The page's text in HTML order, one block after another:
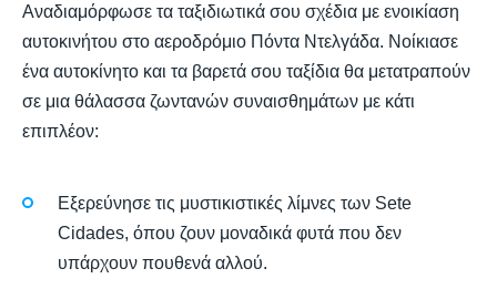
Αναδιαμόρφωσε τα ταξιδιωτικά σου σχέδια με ενοικίαση
αυτοκινήτου στο αεροδρόμιο Πόντα Ντελγάδα. Νοίκιασε
ένα αυτοκίνητο και τα βαρετά σου ταξίδια θα μετατραπούν
σε μια θάλασσα ζωντανών συναισθημάτων με κάτι
επιπλέον:
Εξερεύνησε τις μυστικιστικές λίμνες των Sete
Cidades, όπου ζουν μοναδικά φυτά που δεν
υπάρχουν πουθενά αλλού.